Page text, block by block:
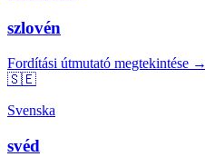
szlovén
Fordítási útmutató megtekintése →
🇸🇪
Svenska
svéd